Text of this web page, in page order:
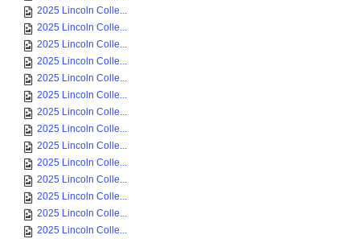
2025 Lincoln Colle...
2025 Lincoln Colle...
2025 Lincoln Colle...
2025 Lincoln Colle...
2025 Lincoln Colle...
2025 Lincoln Colle...
2025 Lincoln Colle...
2025 Lincoln Colle...
2025 Lincoln Colle...
2025 Lincoln Colle...
2025 Lincoln Colle...
2025 Lincoln Colle...
2025 Lincoln Colle...
2025 Lincoln Colle...